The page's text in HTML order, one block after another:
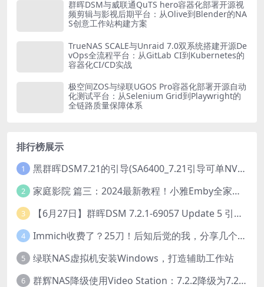
群晖DSM与威联通QuTS hero容器化部署开源视
频剪辑与影视后期平台：从Olive到Blender的NA
S创意工作站构建方案
TrueNAS SCALE与Unraid 7.0双系统搭建开源De
vOps全流程平台：从GitLab CI到Kubernetes的
容器化CI/CD实战
极空间ZOS与绿联UGOS Pro容器化部署开源自动
化测试平台：从Selenium Grid到Playwright的
全链路质量保障体系
排行榜展示
1 黑群晖DSM7.21的引导(SA6400_7.21引导可单NVME安装系统）
2 家庭影院 篇三：2024最新教程！小雅Emby全家桶又是什么？它和小雅AList又有什么区别？
3 【6月27日】群晖DSM 7.2.1-69057 Update 5 引导【附半洗白序列号】
4 Immich收费了？25刀！后知后觉的我，分享几个方法DIY这款最强家庭照片管理工具
5 绿联NAS虚拟机安装Windows，打造辅助工作站
6 群辉NAS降级使用Video Station：7.2.2降级为7.2.1，也可降为其他版本